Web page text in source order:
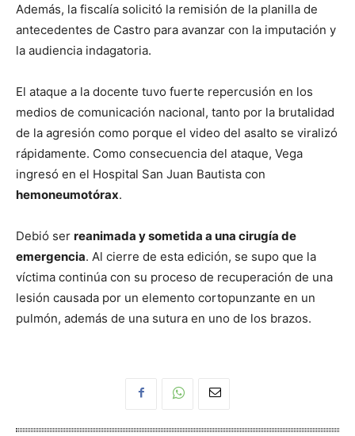
Además, la fiscalía solicitó la remisión de la planilla de
antecedentes de Castro para avanzar con la imputación y
la audiencia indagatoria.
El ataque a la docente tuvo fuerte repercusión en los
medios de comunicación nacional, tanto por la brutalidad
de la agresión como porque el video del asalto se viralizó
rápidamente. Como consecuencia del ataque, Vega
ingresó en el Hospital San Juan Bautista con
hemoneumotórax.
Debió ser reanimada y sometida a una cirugía de
emergencia. Al cierre de esta edición, se supo que la
víctima continúa con su proceso de recuperación de una
lesión causada por un elemento cortopunzante en un
pulmón, además de una sutura en uno de los brazos.